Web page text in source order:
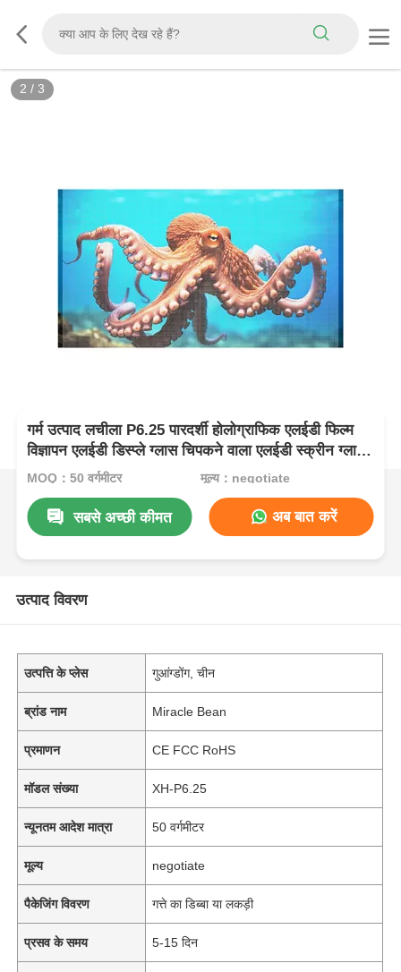
3 / 3
गर्म उत्पाद लचीला P6.25 पारदर्शी होलोग्राफिक एलईडी फिल्म
विज्ञापन एलईडी डिस्प्ले ग्लास चिपकने वाला एलईडी स्क्रीन ग्लास
विंडो के लिए
MOQ：50 वर्गमीटर मूल्य：negotiate
सबसे अच्छी कीमत अब बात करें
उत्पाद विवरण
उत्पत्ति के प्लेस गुआंग्डोंग, चीन
ब्रांड नाम Miracle Bean
प्रमाणन CE FCC RoHS
मॉडल संख्या XH-P6.25
न्यूनतम आदेश मात्रा 50 वर्गमीटर
मूल्य negotiate
पैकेजिंग विवरण गत्ते का डिब्बा या लकड़ी
प्रसव के समय 5-15 दिन